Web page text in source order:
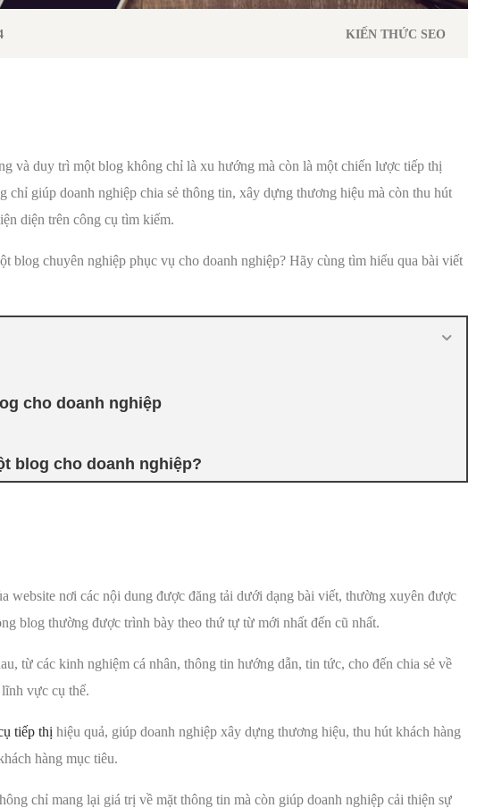
KIẾN THỨC SEO
và duy trì một blog không chỉ là xu hướng mà còn là một chiến lược tiếp thị
chỉ giúp doanh nghiệp chia sẻ thông tin, xây dựng thương hiệu mà còn thu hút
diện trên công cụ tìm kiếm.
blog chuyên nghiệp phục vụ cho doanh nghiệp? Hãy cùng tìm hiểu qua bài viết
cho doanh nghiệp
blog cho doanh nghiệp?
website nơi các nội dung được đăng tải dưới dạng bài viết, thường xuyên được
blog thường được trình bày theo thứ tự từ mới nhất đến cũ nhất.
từ các kinh nghiệm cá nhân, thông tin hướng dẫn, tin tức, cho đến chia sẻ về
vực cụ thể.
tiếp thị hiệu quả, giúp doanh nghiệp xây dựng thương hiệu, thu hút khách hàng
hàng mục tiêu.
chỉ mang lại giá trị về mặt thông tin mà còn giúp doanh nghiệp cải thiện sự